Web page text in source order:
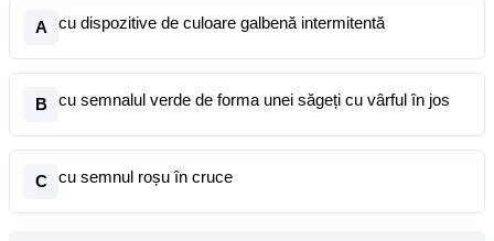
A cu dispozitive de culoare galbenă intermitentă
B cu semnalul verde de forma unei săgeți cu vârful în jos
C cu semnul roșu în cruce